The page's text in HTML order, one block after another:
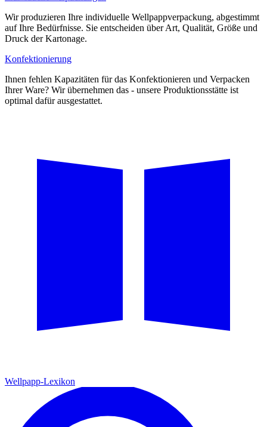
Wir produzieren Ihre individuelle Wellpappverpackung, abgestimmt
auf Ihre Bedürfnisse. Sie entscheiden über Art, Qualität, Größe und
Druck der Kartonage.
Konfektionierung
Ihnen fehlen Kapazitäten für das Konfektionieren und Verpacken
Ihrer Ware? Wir übernehmen das - unsere Produktionsstätte ist
optimal dafür ausgestattet.
Wellpapp-Lexikon